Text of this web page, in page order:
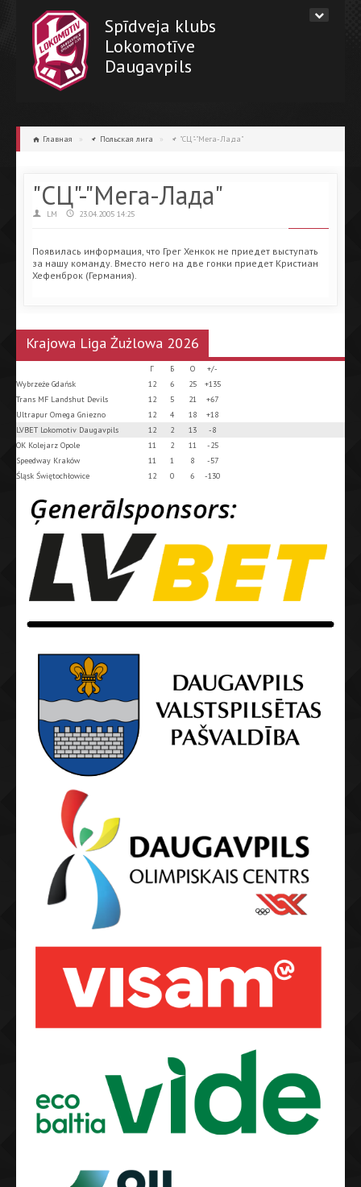
Spīdveja klubs
Lokomotīve
Daugavpils
Главная » Польская лига » "СЦ"-"Мега-Лада"
"СЦ"-"Мега-Лада"
LM 23.04.2005 14:25
Появилась информация, что Грег Хенкок не приедет выступать
за нашу команду. Вместо него на две гонки приедет Кристиан
Хефенброк (Германия).
Krajowa Liga Żużlowa 2026
Г Б О
+/-
Wybrzeże Gdańsk
12 6 25
+135
Trans MF Landshut Devils
12 5 21
+67
Ultrapur Omega Gniezno
12 4 18
+18
LVBET Lokomotiv Daugavpils
12 2 13
-8
OK Kolejarz Opole
11 2 11
-25
Speedway Kraków
11 1 8
-57
Śląsk Świętochłowice
12 0 6 -130